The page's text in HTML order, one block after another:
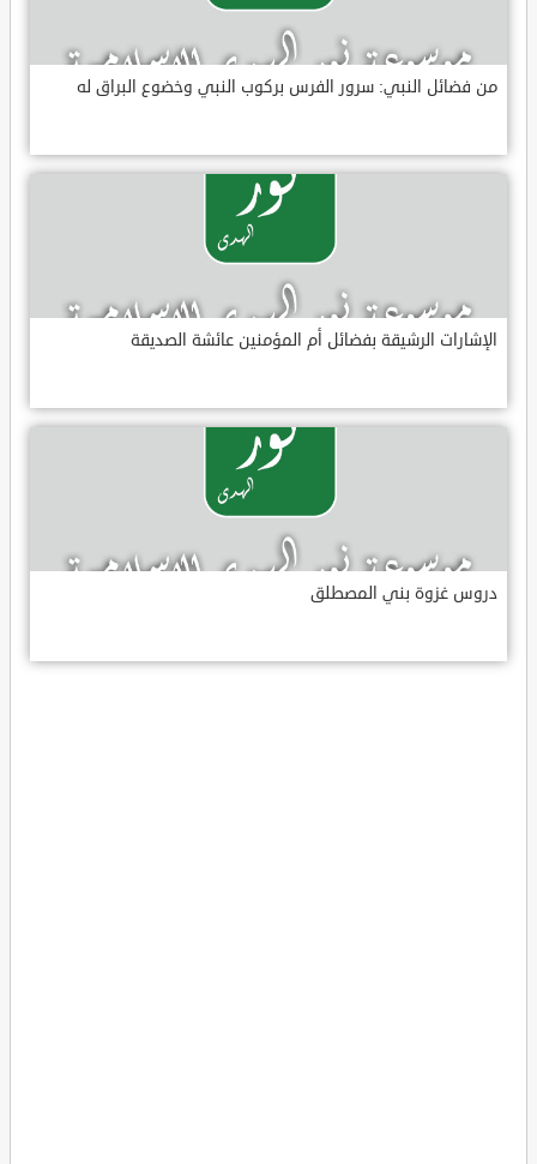
من فضائل النبي: سرور الفرس بركوب النبي وخضوع البراق له
الإشارات الرشيقة بفضائل أم المؤمنين عائشة الصديقة
دروس غزوة بني المصطلق